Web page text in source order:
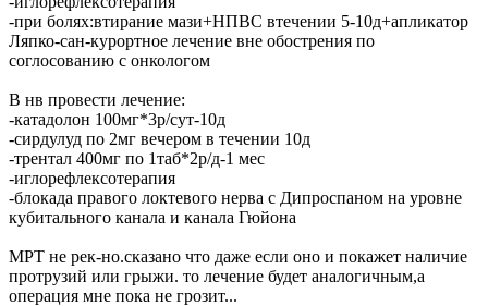
-при болях:втирание мази+НПВС втечении 5-10д+апликатор
Ляпко-сан-курортное лечение вне обострения по
соглосованию с онкологом
В нв провести лечение:
-катадолон 100мг*3р/сут-10д
-сирдулуд по 2мг вечером в течении 10д
-трентал 400мг по 1таб*2р/д-1 мес
-иглорефлексотерапия
-блокада правого локтевого нерва с Дипроспаном на уровне
кубитального канала и канала Гюйона
МРТ не рек-но.сказано что даже если оно и покажет наличие
протрузий или грыжи. то лечение будет аналогичным,а
операция мне пока не грозит...